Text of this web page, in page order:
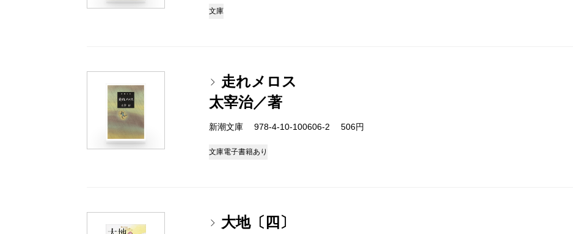
文庫
走れメロス
太宰治／著
新潮文庫 978-4-10-100606-2 506円
文庫電子書籍あり
大地〔四〕